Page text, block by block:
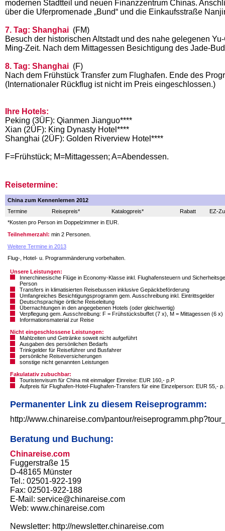
modernen Stadtteil und neuen Finanzzentrum Chinas.
über die Uferpromenade „Bund“ und die Einkaufsstraße
7. Tag: Shanghai (FM)
Besuch der historischen Altstadt und des nahe gelegenen
Ming-Zeit. Nach dem Mittagessen Besichtigung des Jade-
8. Tag: Shanghai (F)
Nach dem Frühstück Transfer zum Flughafen. Ende des
(Internationaler Rückflug ist nicht im Preis eingeschlossen.)
Ihre Hotels:
Peking (3ÜF): Qianmen Jianguo****
Xian (2ÜF): King Dynasty Hotel****
Shanghai (2ÜF): Golden Riverview Hotel****
F=Frühstück; M=Mittagessen; A=Abendessen.
Reisetermine:
China zum Kennenlernen 2012
Termine
Reisepreis* Katalogpreis* Rabatt
EZ-
*Kosten pro Person im Doppelzimmer in EUR.
Teilnehmerzahl: min 2 Personen.
Weitere Termine in 2013
Flug-, Hotel- u. Programmänderung vorbehalten.
Unsere Leistungen:
Innerchinesische Flüge in Economy-Klasse inkl. Flughafensteuern und
Person
Transfers in klimatisierten Reisebussen inklusive Gepäckbeförderung
Umfangreiches Besichtigungsprogramm gem. Ausschreibung inkl. Eintrittsgelder
Deutschsprachige örtliche Reiseleitung
Übernachtungen in den angegebenen Hotels (oder gleichwertig)
Verpflegung gem. Ausschreibung: F = Frühstücksbuffet (7 x), M = Mittagessen (6 x)
Informationsmaterial zur Reise
Nicht eingeschlossene Leistungen:
Mahlzeiten und Getränke soweit nicht aufgeführt
Ausgaben des persönlichen Bedarfs
Trinkgelder für Reiseführer und Busfahrer
persönliche Reiseversicherungen
sonstige nicht genannten Leistungen
Fakulatativ zubuchbar:
Touristenvisum für China mit einmaliger Einreise: EUR 160,- p.P.
Aufpreis für Flughafen-Hotel-Flughafen-Transfers für eine Einzelperson: EUR 55,-
Permanenter Link zu diesem Reiseprogramm:
http://www.chinareise.com/pantour/
Beratung und Buchung:
Chinareise.com
Fuggerstraße 15
D-48165 Münster
Tel.: 02501-922-199
Fax: 02501-922-188
E-Mail: service@chinareise.com
Web: www.chinareise.com
Newsletter: http://newsletter.chinareise.com